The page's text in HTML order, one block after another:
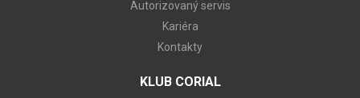
Autorizovaný servis
Kariéra
Kontakty
KLUB CORIAL